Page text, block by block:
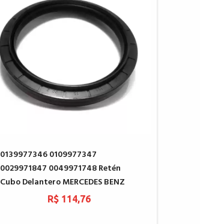
0139977346 0109977347
0029971847 0049971748 Retén
Cubo Delantero MERCEDES BENZ
R$ 114,76